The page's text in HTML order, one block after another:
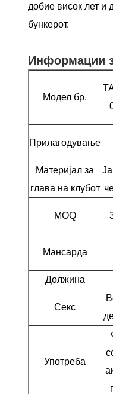
добие висок лет и
бункерот.
Информации
Модел бр.
Прилагодување
Материјал за
глава на клубот
MOQ
Мансарда
Должина
Секс
Употреба